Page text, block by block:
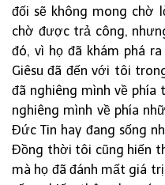
đối sẽ không mong chờ
chờ được trả công,
đó, vì họ đã khám phá ra
Giêsu đã đến với tôi
đã nghiêng mình về phía
nghiêng mình về phía
Đức Tin hay đang sống
Đồng thời tôi cũng hiến
mà họ đã đánh mất giá